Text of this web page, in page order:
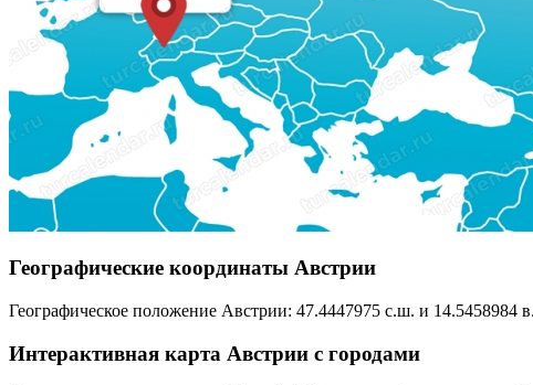
Географические координаты Австрии
Географическое положение Австрии: 47.4447975 с.ш. и 14.5458984
Интерактивная карта Австрии с городами